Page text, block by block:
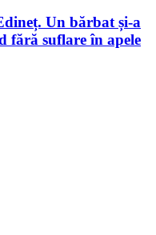
Un bărbat și-a
fără suflare în apele